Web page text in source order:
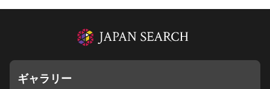
ギャラリー